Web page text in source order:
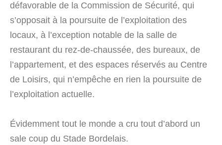
défavorable de la Commission de Sécurité, qui
s’opposait à la poursuite de l’exploitation des
locaux, à l’exception notable de la salle de
restaurant du rez-de-chaussée, des bureaux, de
l’appartement, et des espaces réservés au Centre
de Loisirs, qui n’empêche en rien la poursuite de
l’exploitation actuelle.
Évidemment tout le monde a cru tout d’abord un
sale coup du Stade Bordelais.